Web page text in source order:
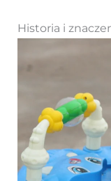
Historia i